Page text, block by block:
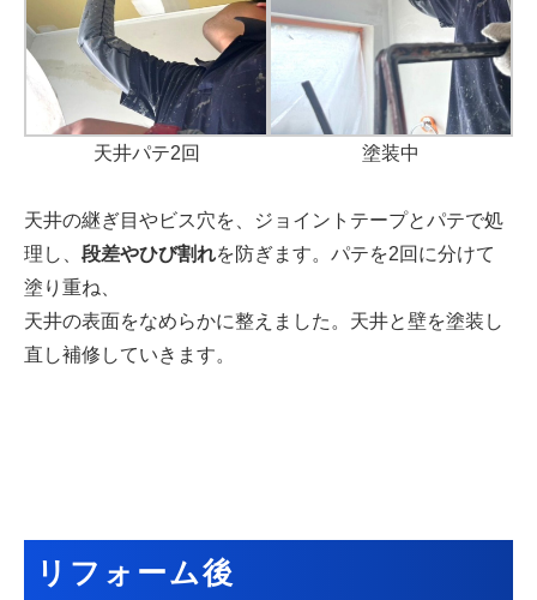
天井パテ2回 塗装中
天井の継ぎ目やビス穴を、ジョイントテープとパテで処
理し、 段差やひび割れを防ぎます。パテを2回に分けて
塗り重ね、
天井の表面をなめらかに整えました。天井と壁を塗装し
直し補修していきます。
リフォーム後